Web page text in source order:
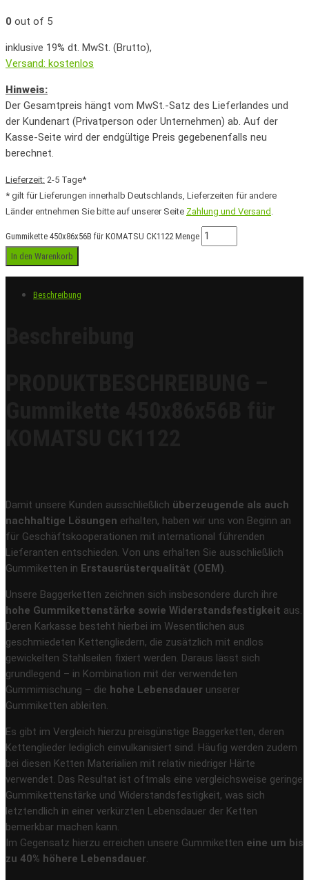
0 out of 5
inklusive 19% dt. MwSt. (Brutto),
Versand: kostenlos
Hinweis:
Der Gesamtpreis hängt vom MwSt.-Satz des Lieferlandes und
der Kundenart (Privatperson oder Unternehmen) ab. Auf der
Kasse-Seite wird der endgültige Preis gegebenenfalls neu
berechnet.
Lieferzeit: 2-5 Tage*
* gilt für Lieferungen innerhalb Deutschlands, Lieferzeiten für andere
Länder entnehmen Sie bitte auf unserer Seite Zahlung und Versand
Gummikette 450x86x56B für KOMATSU CK1122 Menge
In den Warenkorb
Beschreibung
Damit unsere Kunden ausschließlich überzeugende als auch
nachhaltige Lösungen erhalten, haben wir uns von Beginn an
für Geschäftskooperationen mit international führenden
Lieferanten entschieden. Von uns erhalten Sie ausschließlich
Gummiketten in Erstausrüsterqualität (OEM).
Unsere Baggerketten zeichnen sich insbesondere durch ihre
hohe Gummikettenstärke sowie Widerstandsfestigkeit aus.
Deren Karkasse besteht hierbei im Wesentlichen aus
geschmiedeten Kettengliedern, die zusätzlich mit endlos
gewickelten Stahlseilen fixiert werden. Daraus lässt sich
grundlegend – in Kombination mit der verwendeten
Gummimischung – die hohe Lebensdauer unserer
Gummiketten ableiten.
Es gibt im Vergleich hierzu preisgünstige Baggerketten, deren
Kettenglieder lediglich einvulkanisiert sind. Häufig werden zudem
bei diesen Ketten Materialien mit relativ niedriger Härte
verwendet. Das Resultat ist oftmals eine vergleichsweise geringe
Gummikettenstärke und Widerstandsfestigkeit, was sich
letztendlich in einer verkürzten Lebensdauer der Ketten
bemerkbar machen kann.
Im Gegensatz hierzu erreichen unsere Gummiketten eine um bis
zu 40% höhere Lebensdauer.